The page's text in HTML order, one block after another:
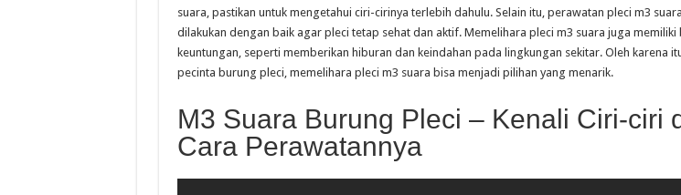
suara, pastikan untuk mengetahui ciri-cirinya terlebih dahulu. Selain itu, perawatan pleci m3
dilakukan dengan baik agar pleci tetap sehat dan aktif. Memelihara pleci m3 suara juga memiliki
keuntungan, seperti memberikan hiburan dan keindahan pada lingkungan sekitar. Oleh karena
pecinta burung pleci, memelihara pleci m3 suara bisa menjadi pilihan yang menarik.
M3 Suara Burung Pleci – Kenali Ciri-ciri
Cara Perawatannya